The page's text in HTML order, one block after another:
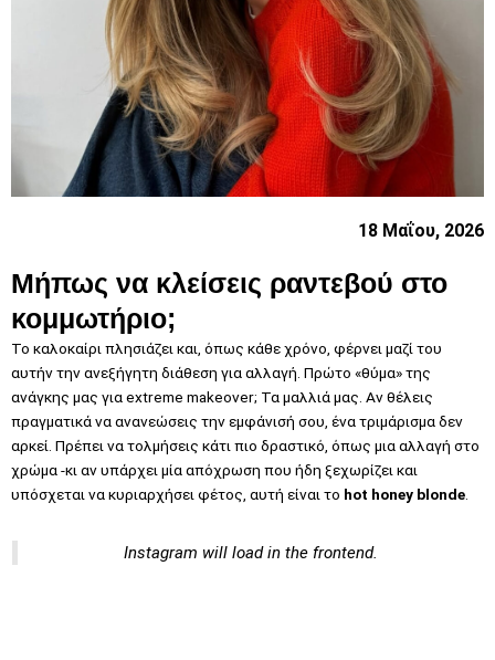
18 Μαΐου, 2026
Μήπως να κλείσεις ραντεβού στο
κομμωτήριο;
Το καλοκαίρι πλησιάζει και, όπως κάθε χρόνο, φέρνει μαζί του
αυτήν την ανεξήγητη διάθεση για αλλαγή. Πρώτο «θύμα» της
ανάγκης μας για extreme makeover; Τα μαλλιά μας. Αν θέλεις
πραγματικά να ανανεώσεις την εμφάνισή σου, ένα τριμάρισμα δεν
αρκεί. Πρέπει να τολμήσεις κάτι πιο δραστικό, όπως μια αλλαγή στο
χρώμα -κι αν υπάρχει μία απόχρωση που ήδη ξεχωρίζει και
υπόσχεται να κυριαρχήσει φέτος, αυτή είναι το hot honey blonde
Instagram will load in the frontend.